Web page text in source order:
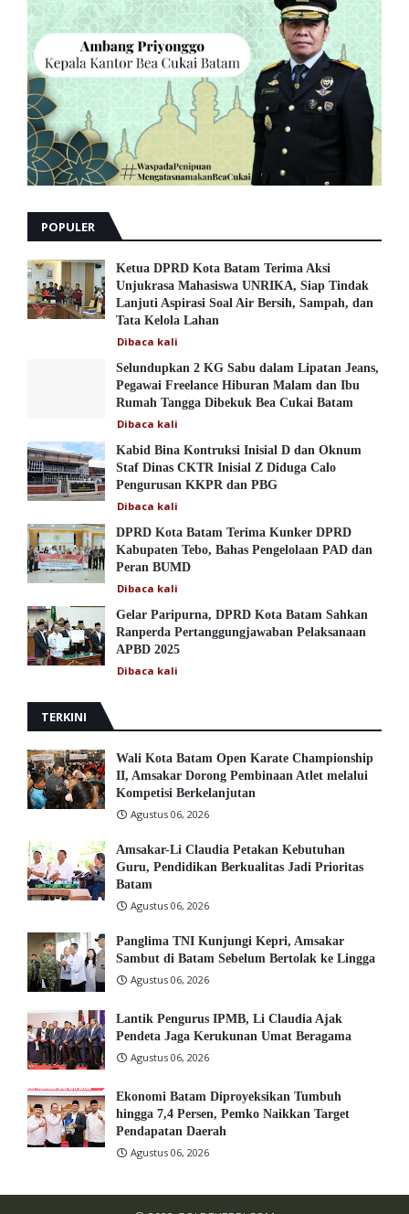
POPULER
Ketua DPRD Kota Batam Terima Aksi
Unjukrasa Mahasiswa UNRIKA, Siap Tindak
Lanjuti Aspirasi Soal Air Bersih, Sampah, dan
Tata Kelola Lahan
Dibaca kali
Selundupkan 2 KG Sabu dalam Lipatan Jeans,
Pegawai Freelance Hiburan Malam dan Ibu
Rumah Tangga Dibekuk Bea Cukai Batam
Dibaca kali
Kabid Bina Kontruksi Inisial D dan Oknum
Staf Dinas CKTR Inisial Z Diduga Calo
Pengurusan KKPR dan PBG
Dibaca kali
DPRD Kota Batam Terima Kunker DPRD
Kabupaten Tebo, Bahas Pengelolaan PAD dan
Peran BUMD
Dibaca kali
Gelar Paripurna, DPRD Kota Batam Sahkan
Ranperda Pertanggungjawaban Pelaksanaan
APBD 2025
Dibaca kali
TERKINI
Wali Kota Batam Open Karate Championship
II, Amsakar Dorong Pembinaan Atlet melalui
Kompetisi Berkelanjutan
Agustus 06, 2026
Amsakar-Li Claudia Petakan Kebutuhan
Guru, Pendidikan Berkualitas Jadi Prioritas
Batam
Agustus 06, 2026
Panglima TNI Kunjungi Kepri, Amsakar
Sambut di Batam Sebelum Bertolak ke Lingga
Agustus 06, 2026
Lantik Pengurus IPMB, Li Claudia Ajak
Pendeta Jaga Kerukunan Umat Beragama
Agustus 06, 2026
Ekonomi Batam Diproyeksikan Tumbuh
hingga 7,4 Persen, Pemko Naikkan Target
Pendapatan Daerah
Agustus 06, 2026